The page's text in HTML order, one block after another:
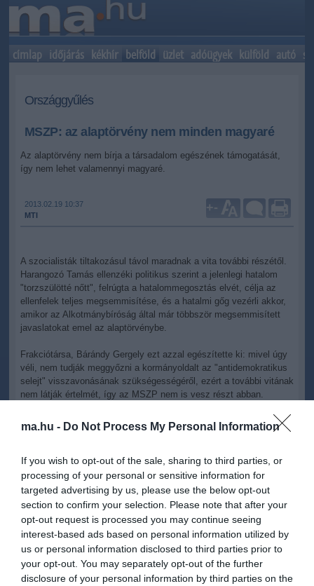
ma.hu - Do Not Process My Personal Information
If you wish to opt-out of the sale, sharing to third parties, or
processing of your personal or sensitive information for
targeted advertising by us, please use the below opt-out
section to confirm your selection. Please note that after your
opt-out request is processed you may continue seeing
interest-based ads based on personal information utilized by
us or personal information disclosed to third parties prior to
your opt-out. You may separately opt-out of the further
disclosure of your personal information by third parties on the
címlap időjárás kékhír belföld üzlet adóügyek külföld autó
Országgyűlés
MSZP: az alaptörvény nem minden magyaré
Az alaptörvény nem bírja a társadalom egészének támogatását,
így nem lehet valamennyi magyaré.
2013.02.19 10:37
MTI
+-
A szocialisták tiltakozásul távol maradnak a vita további részétől.
Harangozó Tamás ellenzéki politikus szerint a jelenlegi hatalom
"torzszülötté nőtt", felrúgta a hatalommegosztás elvét, célja az
ellenfelek teljes megsemmisítése, és a hatalmi gőg vezérli akkor,
amikor az Alkotmánybíróság által már többször megsemmisített
javaslatokat emel az alaptörvénybe.
Frakciótársa, Bárándy Gergely ezt azzal egészítette ki: mivel úgy
véli, nem tudják meggyőzni a kormányoldalt az "antidemokratikus
selejt" visszavonásának szükségességéről, ezért a további vitának
nem látják értelmét, így az MSZP nem is vesz részt abban.
Kapcsolódó írások:
Fidesz: az alaptörvény változtatásának egyik célja a fontos
szabályok megőrzése
Gulyás: a kormánypártok alkotmányos elképzelései nem
változtak
KDNP: a birkózás maradjon olimpiai sportág!